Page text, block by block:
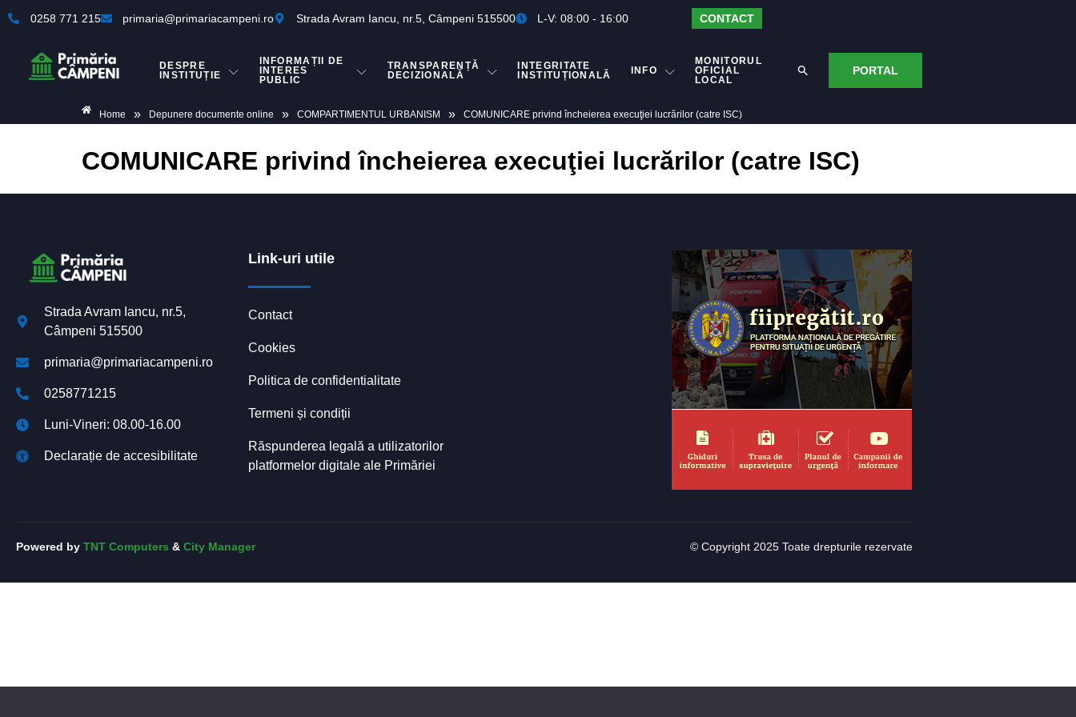
0258 771 215 primaria@primariacampeni.ro Strada Avram Iancu, nr.5, Câmpeni 515500 L-V: 08:00 - 16:00 CONTACT
DESPRE
INSTITUȚIE
INFORMAȚII DE
INTERES
PUBLIC
TRANSPARENȚĂ
DECIZIONALĂ
INTEGRITATE
INSTITUȚIONALĂ
INFO
MONITORUL
OFICIAL
LOCAL
PORTAL
Home » Depunere documente online » COMPARTIMENTUL URBANISM » COMUNICARE privind încheierea execuţiei lucrărilor (catre ISC)
COMUNICARE privind încheierea execuţiei lucrărilor (catre ISC)
Strada Avram Iancu, nr.5,
Câmpeni 515500
primaria@primariacampeni.ro
0258771215
Luni-Vineri: 08.00-16.00
Declarație de accesibilitate
Link-uri utile
Contact
Cookies
Politica de confidentialitate
Termeni și condiții
Răspunderea legală a utilizatorilor
platformelor digitale ale Primăriei
Powered by TNT Computers & City Manager © Copyright 2025 Toate drepturile rezervate